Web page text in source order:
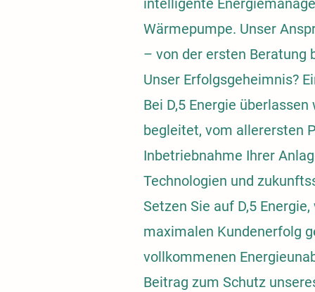
intelligente
Wärmepumpe. Unser
– von der ersten Beratung
Unser Erfolgsgeheimnis?
Bei D,5 Energie
begleitet, vom allerersten
Inbetriebnahme Ihrer
Technologien und
Setzen Sie auf D,5
maximalen Kundenerfolg
vollkommenen
Beitrag zum Schutz